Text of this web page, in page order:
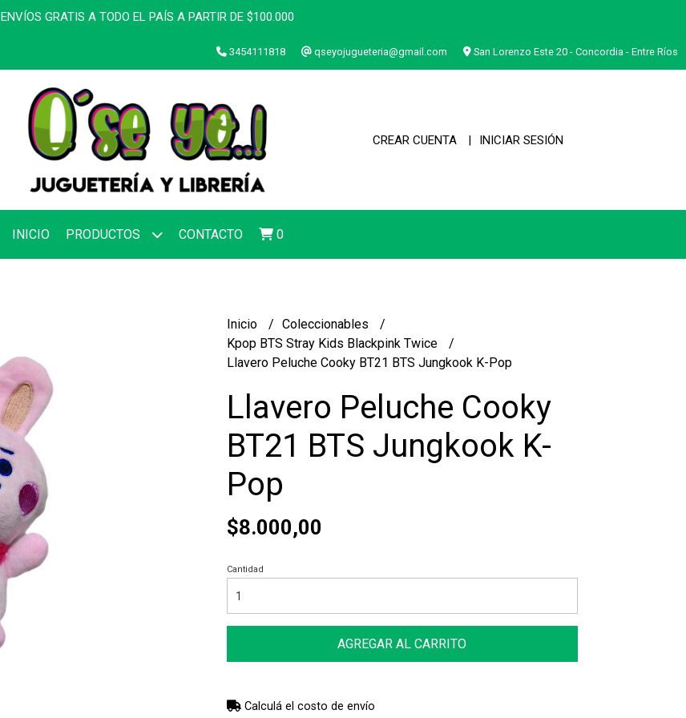
ENVÍOS GRATIS A TODO EL PAÍS A PARTIR DE $100.000
3454111818 qseyojugueteria@gmail.com San Lorenzo Este 20 - Concordia - Entre Ríos
CREAR CUENTA INICIAR SESIÓN
INICIO PRODUCTOS CONTACTO 0
Inicio
Coleccionables
Kpop BTS Stray Kids Blackpink Twice
Llavero Peluche Cooky BT21 BTS Jungkook K-Pop
Llavero Peluche Cooky
BT21 BTS Jungkook K-
Pop
$8.000,00
Cantidad
AGREGAR AL CARRITO
Calculá el costo de envío